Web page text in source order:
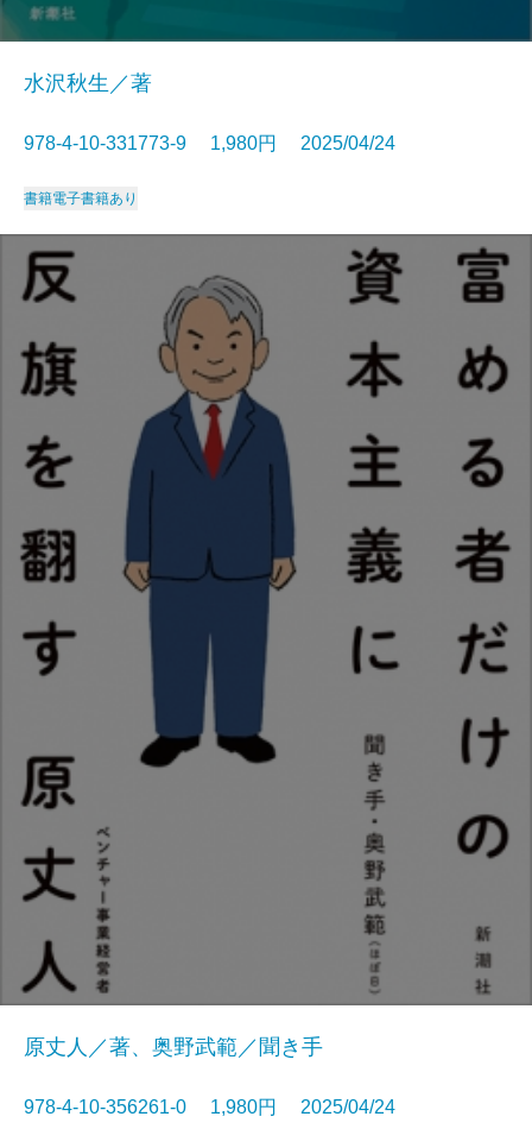
水沢秋生／著
978-4-10-331773-9 1,980円 2025/04/24
書籍電子書籍あり
原丈人／著、奥野武範／聞き手
978-4-10-356261-0 1,980円 2025/04/24